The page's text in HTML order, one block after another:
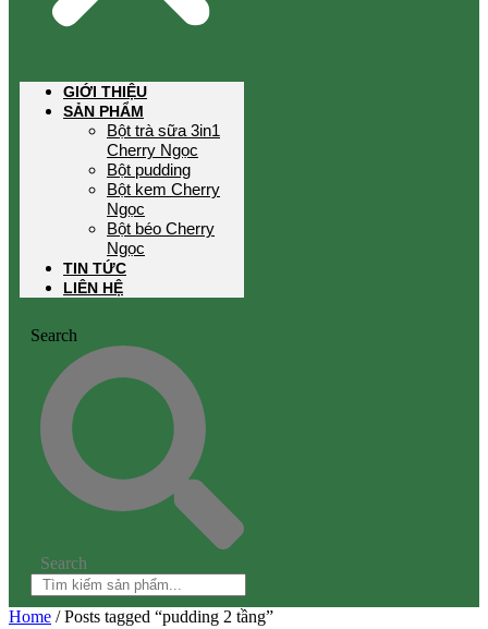
GIỚI THIỆU
SẢN PHẨM
Bột trà sữa 3in1
Cherry Ngọc
Bột pudding
Bột kem Cherry
Ngọc
Bột béo Cherry
Ngọc
TIN TỨC
LIÊN HỆ
Search
Search
Home / Posts tagged “pudding 2 tầng”